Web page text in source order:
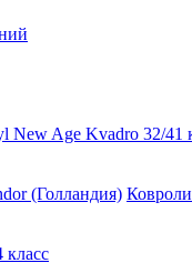
New Age Kvadro 32/41
(Голландия)